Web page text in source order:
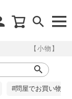
【小物】
#問屋でお買い物